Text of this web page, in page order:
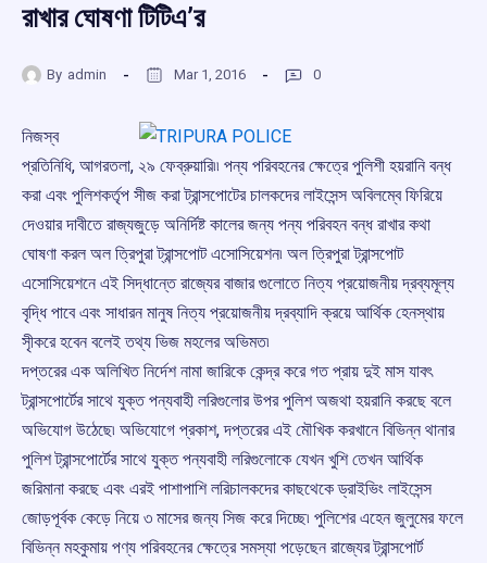
রাখার ঘোষণা টিটিএ’র
By admin Mar 1, 2016 0
নিজস্ব
প্রতিনিধি, আগরতলা, ২৯ ফেব্রুয়ারি৷৷ পন্য পরিবহনের ক্ষেত্রে পুলিশী হয়রানি বন্ধ
করা এবং পুলিশকর্তৃপ সীজ করা ট্রান্সপোটের চালকদের লাইসেন্স অবিলম্বে ফিরিয়ে
দেওয়ার দাবীতে রাজ্যজুড়ে অনির্দিষ্ট কালের জন্য পন্য পরিবহন বন্ধ রাখার কথা
ঘোষণা করল অল ত্রিপুরা ট্রান্সপোট এসোসিয়েশন৷ অল ত্রিপুরা ট্রান্সপোট
এসোসিয়েশনে এই সিদ্ধান্তে রাজ্যের বাজার গুলোতে নিত্য প্রয়োজনীয় দ্রব্যমূল্য
বৃদ্ধি পাবে এবং সাধারন মানুষ নিত্য প্রয়োজনীয় দ্রব্যাদি ক্রয়ে আর্থিক হেনস্থায়
সৃীকরে হবেন বলেই তথ্য ভিজ মহলের অভিমত৷
দপ্তরের এক অলিখিত নির্দেশ নামা জারিকে কেন্দ্র করে গত প্রায় দুই মাস যাবৎ
ট্রান্সপোর্টের সাথে যুক্ত পন্যবাহী লরিগুলোর উপর পুলিশ অজথা হয়রানি করছে বলে
অভিযোগ উঠেছে৷ অভিযোগে প্রকাশ, দপ্তরের এই মৌখিক করখানে বিভিন্ন থানার
পুলিশ ট্রান্সপোর্টের সাথে যুক্ত পন্যবাহী লরিগুলোকে যেখন খুশি তেখন আর্থিক
জরিমানা করছে এবং এরই পাশাপাশি লরিচালকদের কাছথেকে ড্রাইভিং লাইসেন্স
জোড়পূর্বক কেড়ে নিয়ে ৩ মাসের জন্য সিজ করে দিচ্ছে৷ পুলিশের এহেন জুলুমের ফলে
বিভিন্ন মহকুমায় পণ্য পরিবহনের ক্ষেত্রে সমস্যা পড়েছেন রাজ্যের ট্রান্সপোর্ট